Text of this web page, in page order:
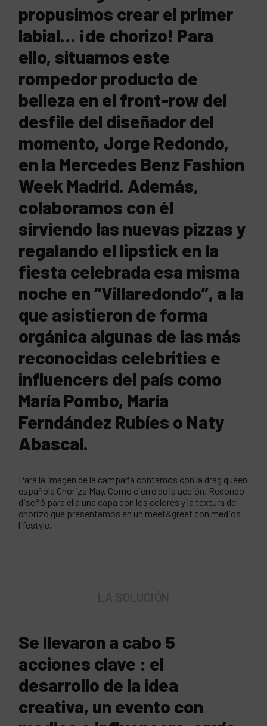
propusimos crear el primer
labial… ¡de chorizo! Para
ello, situamos este
rompedor producto de
belleza en el front-row del
desfile del diseñador del
momento, Jorge Redondo,
en la Mercedes Benz Fashion
Week Madrid. Además,
colaboramos con él
sirviendo las nuevas pizzas y
regalando el lipstick en la
fiesta celebrada esa misma
noche en “Villaredondo”, a la
que asistieron de forma
orgánica algunas de las más
reconocidas celebrities e
influencers del país como
María Pombo, María
Ferndández Rubíes o Naty
Abascal.
Para la imagen de la campaña contamos con la drag queen
española Choriza May. Como cierre de la acción, Redondo
diseñó para ella una capa con los colores y la textura del
chorizo que presentamos en un meet&greet con medios
lifestyle.
Se llevaron a cabo 5
acciones clave : el
desarrollo de la idea
creativa, un evento con